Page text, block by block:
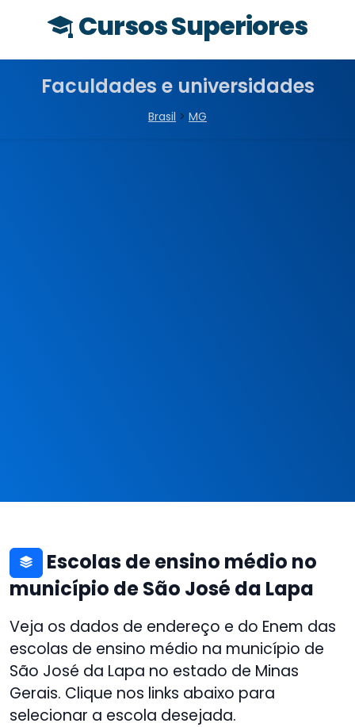
Cursos Superiores
Faculdades e universidades
Brasil > MG
Escolas de ensino médio no
município de São José da Lapa
Veja os dados de endereço e do Enem das
escolas de ensino médio na município de
São José da Lapa no estado de Minas
Gerais. Clique nos links abaixo para
selecionar a escola desejada.